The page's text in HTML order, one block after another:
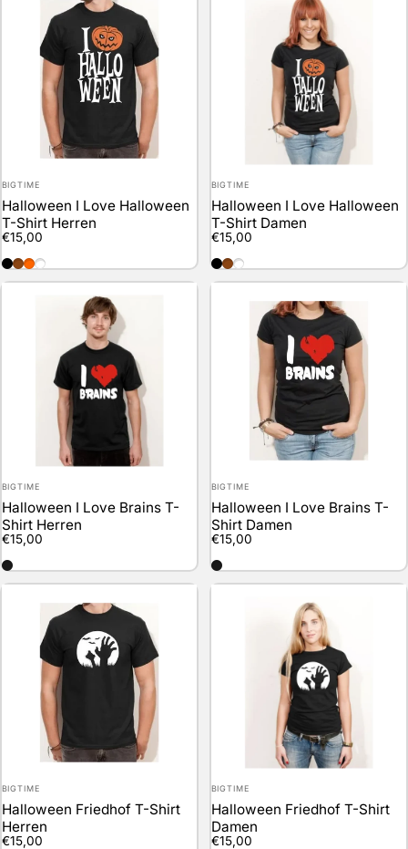
Anbieter:
BIGTIME
Halloween I Love Halloween
T-Shirt Herren
€15,00
black
brown
orange
weiss
Anbieter:
BIGTIME
Halloween I Love Halloween
T-Shirt Damen
€15,00
black
brown
weiss
Anbieter:
BIGTIME
Halloween I Love Brains T-
Shirt Herren
€15,00
schwarz
Anbieter:
BIGTIME
Halloween I Love Brains T-
Shirt Damen
€15,00
schwarz
Anbieter:
BIGTIME
Halloween Friedhof T-Shirt
Herren
€15,00
Anbieter:
BIGTIME
Halloween Friedhof T-Shirt
Damen
€15,00